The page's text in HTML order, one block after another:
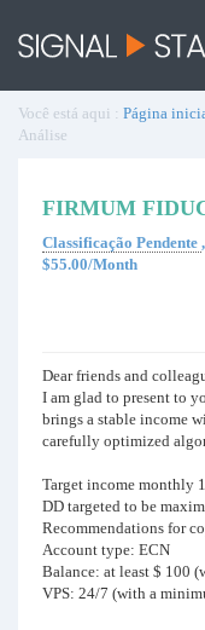
Você está aqui : Página
Análise
FIRMUM
Classificação Pendente
$55.00/Month
Dear friends and
I am glad to present to
brings a stable income
carefully optimized
Target income monthly
DD targeted to be
Recommendations for
Account type: ECN
Balance: at least $ 100
VPS: 24/7 (with a